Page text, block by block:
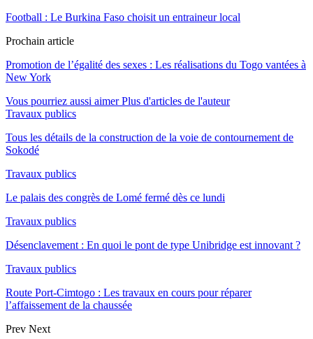
Football : Le Burkina Faso choisit un entraineur local
Prochain article
Promotion de l’égalité des sexes : Les réalisations du Togo vantées à
New York
Vous pourriez aussi aimer Plus d'articles de l'auteur
Travaux publics
Tous les détails de la construction de la voie de contournement de
Sokodé
Travaux publics
Le palais des congrès de Lomé fermé dès ce lundi
Travaux publics
Désenclavement : En quoi le pont de type Unibridge est innovant ?
Travaux publics
Route Port-Cimtogo : Les travaux en cours pour réparer
l’affaissement de la chaussée
Prev Next